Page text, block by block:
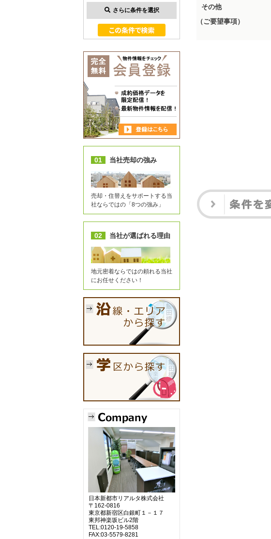
その他
（ご要望事項）
さらに条件を選択
01 当社売却の強み
売却・住替えをサポートする当
社ならではの「8つの強み」
02 当社が選ばれる理由
地元密着ならではの頼れる当社
にお任せください！
日本新都市リアルタ株式会社
〒162-0816
東京都新宿区白銀町１－１７
東邦神楽坂ビル2階
TEL:0120-19-5858
FAX:03-5579-8281